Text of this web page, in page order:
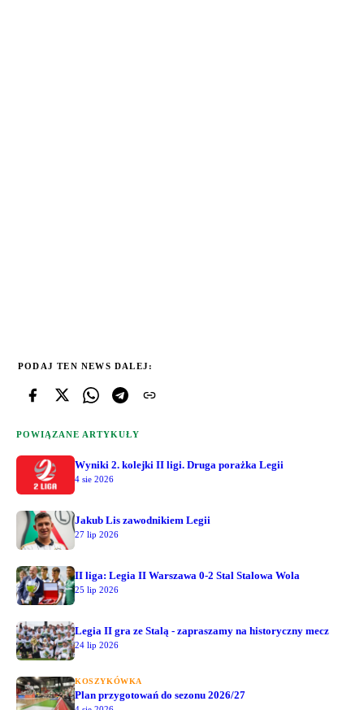
PODAJ TEN NEWS DALEJ:
POWIĄZANE ARTYKUŁY
Wyniki 2. kolejki II ligi. Druga porażka Legii
4 sie 2026
Jakub Lis zawodnikiem Legii
27 lip 2026
II liga: Legia II Warszawa 0-2 Stal Stalowa Wola
25 lip 2026
Legia II gra ze Stalą - zapraszamy na historyczny mecz
24 lip 2026
KOSZYKÓWKA
Plan przygotowań do sezonu 2026/27